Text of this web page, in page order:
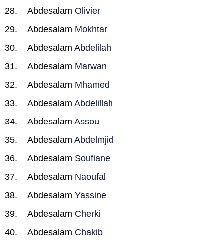
Abdesalam Olivier
Abdesalam Mokhtar
Abdesalam Abdelilah
Abdesalam Marwan
Abdesalam Mhamed
Abdesalam Abdelillah
Abdesalam Assou
Abdesalam Abdelmjid
Abdesalam Soufiane
Abdesalam Naoufal
Abdesalam Yassine
Abdesalam Cherki
Abdesalam Chakib